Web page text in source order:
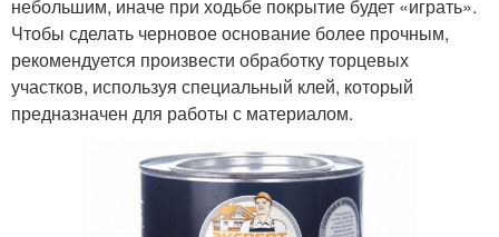
небольшим, иначе при ходьбе покрытие будет «играть».
Чтобы сделать черновое основание более прочным,
рекомендуется произвести обработку торцевых
участков, используя специальный клей, который
предназначен для работы с материалом.